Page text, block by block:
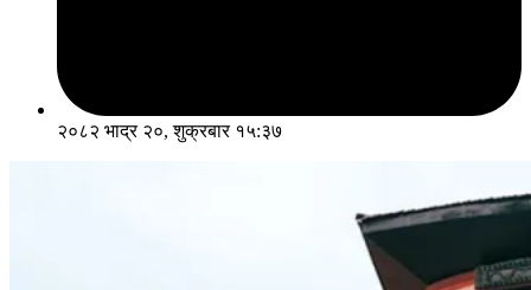
२०८२ भाद्र २०, शुक्रबार १५:३७